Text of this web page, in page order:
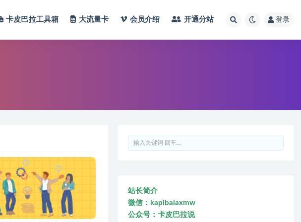
卡皮巴拉工具箱 大流量卡 会员介绍 开通分站 登录
站长简介
微信：kapibalaxmw
公众号：卡皮巴拉说